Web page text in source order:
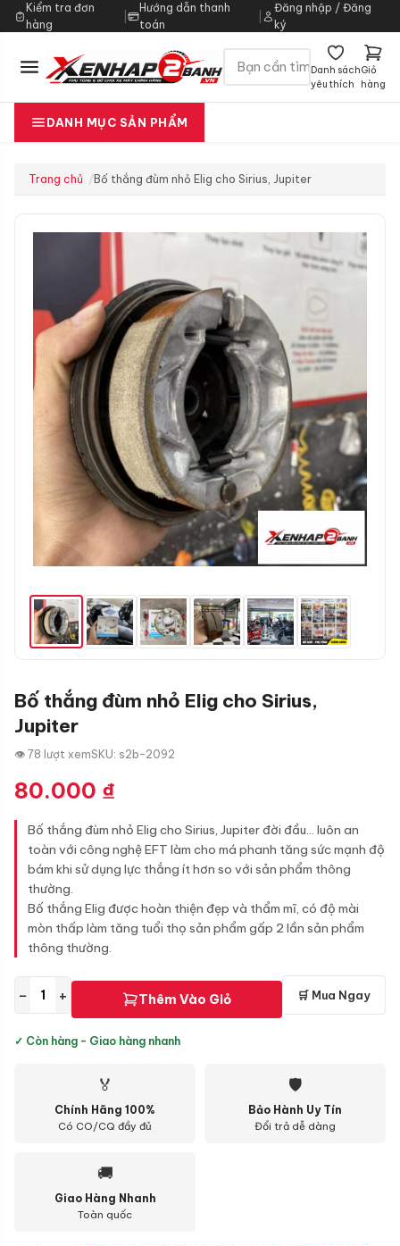
Kiểm tra đơn
hàng
|
Hướng dẫn thanh
toán
Đăng nhập / Đăng
ký
Danh sách
yêu thích
Giỏ
hàng
DANH MỤC SẢN PHẨM
Trang chủ Bố thắng đùm nhỏ Elig cho Sirius, Jupiter
Bố thắng đùm nhỏ Elig cho Sirius,
Jupiter
👁 78 lượt xemSKU: s2b-2092
80.000 ₫
Bố thắng đùm nhỏ Elig cho Sirius, Jupiter đời đầu... luôn an
toàn với công nghệ EFT làm cho má phanh tăng sức mạnh độ
bám khi sử dụng lực thắng ít hơn so với sản phẩm thông
thường.
Bố thắng Elig được hoàn thiện đẹp và thẩm mĩ, có độ mài
mòn thấp làm tăng tuổi thọ sản phẩm gấp 2 lần sản phẩm
thông thường.
− + Thêm Vào Giỏ 🛒 Mua Ngay
✓ Còn hàng - Giao hàng nhanh
🏅
Chính Hãng 100%
Có CO/CQ đầy đủ
🛡
Bảo Hành Uy Tín
Đổi trả dễ dàng
🚚
Giao Hàng Nhanh
Toàn quốc